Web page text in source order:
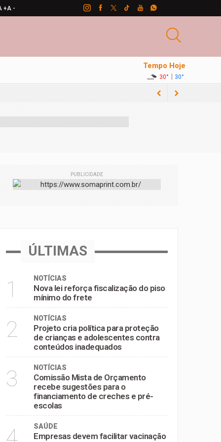
+A -
Tempo Hoje
30° 30°
pré-escolas
PUBLICIDADE
ÚLTIMAS
1 NOTÍCIAS
Nova lei reforça fiscalização do piso
mínimo do frete
2 NOTÍCIAS
Projeto cria política para proteção
de crianças e adolescentes contra
conteúdos inadequados
3 NOTÍCIAS
Comissão Mista de Orçamento
recebe sugestões para o
financiamento de creches e pré-
escolas
SAÚDE
Empresas devem facilitar vacinação